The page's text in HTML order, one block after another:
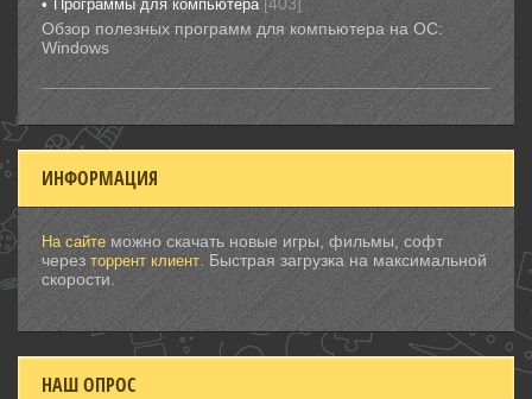
Программы для компьютера
Обзор полезных программ для компьютера на ОС:
Windows
ИНФОРМАЦИЯ
На сайте можно скачать новые игры, фильмы, софт
через торрент клиент . Быстрая загрузка на максимальной
скорости.
НАШ ОПРОС